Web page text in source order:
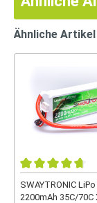
Ähnliche Artikel
SWAYTRONIC
2200mAh 35C/70C